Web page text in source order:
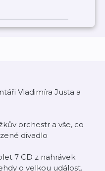
Vladimíra Justa a
orchestr a vše, co
divadlo
7 CD z nahrávek
o velkou událost.